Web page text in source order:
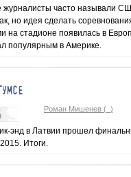
журналисты часто называли
но идея сделать
на стадионе появилась в
популярным в Америке.
Роман Мишенев (_)
энд в Латвии прошел
Итоги.